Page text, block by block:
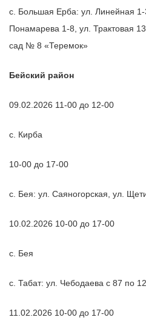
с. Большая Ерба: ул. Линейная
Понамарева 1-8, ул. Трактовая
сад № 8 «Теремок»
Бейский район
09.02.2026 11-00 до 12-00
с. Кирба
10-00 до 17-00
с. Бея: ул. Саяногорская, ул.
10.02.2026 10-00 до 17-00
с. Бея
с. Табат: ул. Чебодаева с 87 по
11.02.2026 10-00 до 17-00